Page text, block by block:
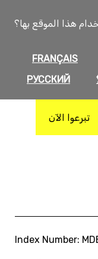
هذا الموقع بها؟
FRANÇAIS
РУССКИЙ
تبرعوا الآن
Index Number: